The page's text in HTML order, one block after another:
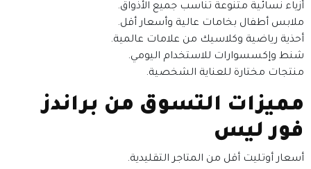
أزياء نسائية متنوعة تناسب جميع الأذواق.
ملابس أطفال بخامات عالية وأسعار أقل.
أحذية رياضية وكلاسيك من علامات عالمية.
شنط وإكسسوارات للاستخدام اليومي.
منتجات مختارة للعناية الشخصية.
مميزات التسوق من براندز
فور ليس
أسعار أوتليت أقل من المتاجر التقليدية.